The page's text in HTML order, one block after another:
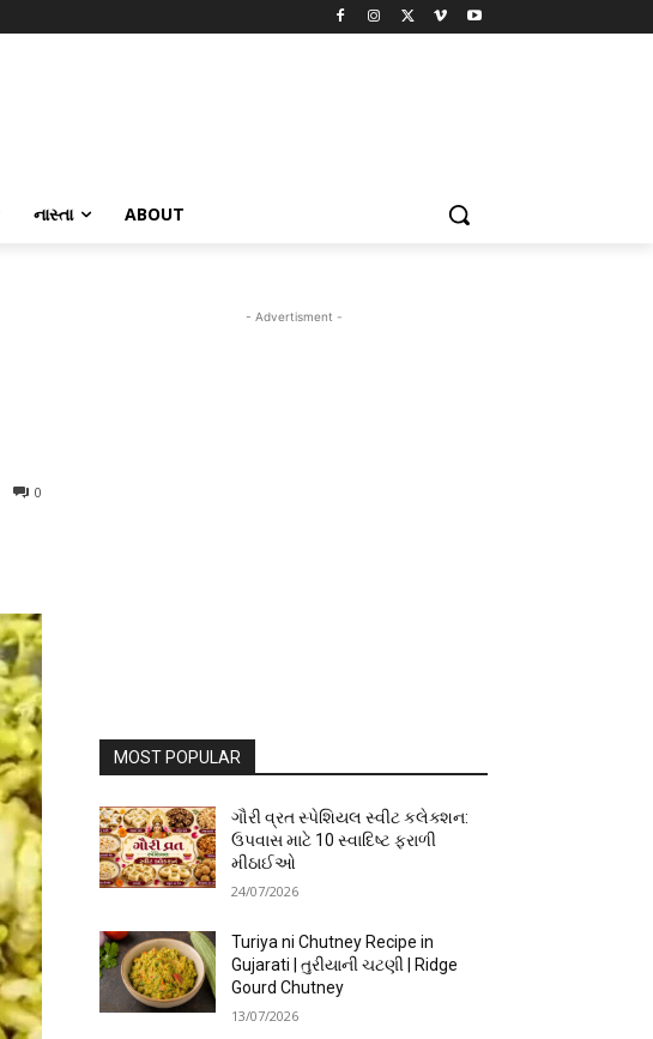
નાસ્તા ABOUT
0
- Advertisment -
MOST POPULAR
ગૌરી વ્રત સ્પેશિયલ સ્વીટ કલેક્શન:
ઉપવાસ માટે 10 સ્વાદિષ્ટ ફરાળી
મીઠાઈઓ
24/07/2026
Turiya ni Chutney Recipe in
Gujarati | તુરીયાની ચટણી | Ridge
Gourd Chutney
13/07/2026